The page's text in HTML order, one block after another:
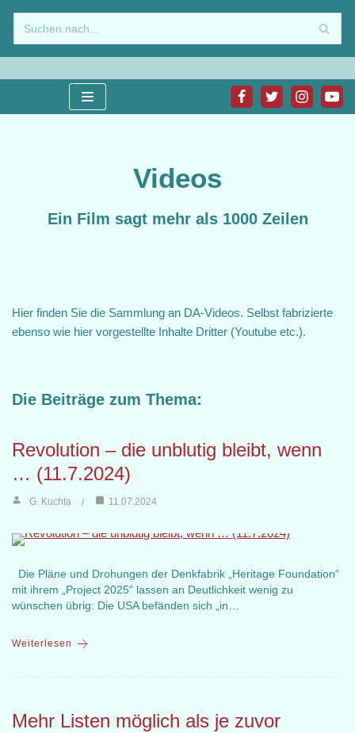
Zum
Inhalt
springen
Videos
Ein Film sagt mehr als 1000 Zeilen
Hier finden Sie die Sammlung an DA-Videos. Selbst fabrizierte
ebenso wie hier vorgestellte Inhalte Dritter (Youtube etc.).
Die Beiträge zum Thema:
Revolution – die unblutig bleibt, wenn
… (11.7.2024)
G. Kuchta 11.07.2024
Die Pläne und Drohungen der Denkfabrik „Heritage Foundation“
mit ihrem „Project 2025“ lassen an Deutlichkeit wenig zu
wünschen übrig: Die USA befänden sich „in…
Weiterlesen
Mehr Listen möglich als je zuvor